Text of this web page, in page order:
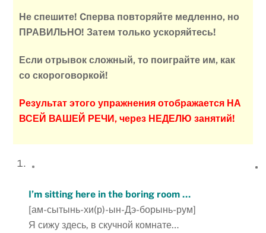
Не спешите! Cперва повторяйте медленно, но
ПРАВИЛЬНО! Затем только ускоряйтесь!
Если отрывок сложный, то поиграйте им, как
со скороговоркой!
Результат этого упражнения отображается НА
ВСЕЙ ВАШЕЙ РЕЧИ, через НЕДЕЛЮ занятий!
I’m sitting here in the boring room …
[ам-сытынь-хи(р)-ын-Дэ-борынь-рум]
Я сижу здесь, в скучной комнате…